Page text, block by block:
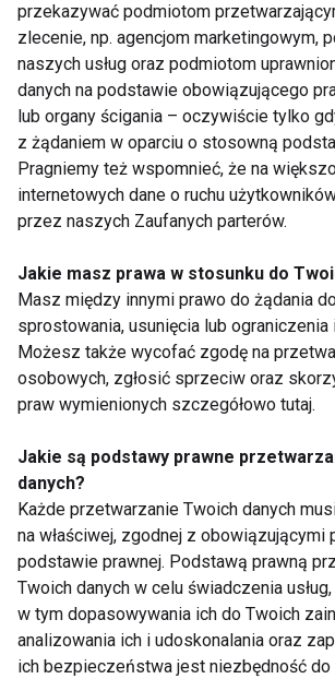
Nowy Zdrofit w sercu
Warszawy – tam,
gdzie kiedyś był
kultowy Sezam
5
do
fitness
Setny klub Xtreme
Fitness Gyms otwiera
swoje drzwi w
Tarnowie – tam, gdzie
wszystko się zaczęło
Just
Śląskiej
Fitness International
przejmuje XSport
Fitness i umacnia się
na rynku
amerykańskim
Nowy
budowie
przekazywać podmiotom
zlecenie, np. agencjom marketingowym,
naszych usług oraz podmiotom
danych na podstawie obowiązującego
lub organy ścigania – oczywiście tylko
z żądaniem w oparciu o stosowną
Pragniemy też wspomnieć, że na
internetowych dane o ruchu
przez naszych Zaufanych parterów.
Jakie masz prawa w stosunku do
Masz między innymi prawo do żądania
sprostowania, usunięcia lub ograniczenia
Możesz także wycofać zgodę na
osobowych, zgłosić sprzeciw oraz
praw wymienionych szczegółowo tutaj.
Jakie są podstawy prawne
danych?
Każde przetwarzanie Twoich danych
na właściwej, zgodnej z obowiązującymi
podstawie prawnej. Podstawą prawną
Twoich danych w celu świadczenia usług,
w tym dopasowywania ich do Twoich
analizowania ich i udoskonalania oraz
ich bezpieczeństwa jest niezbędność do